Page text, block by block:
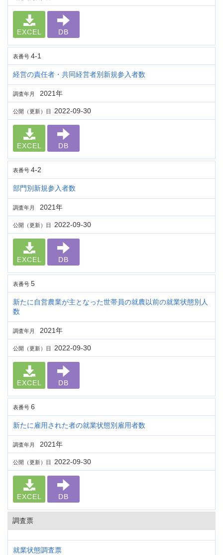
EXCEL DB
表番号 4-1
経営の責任者・共同経営者別新規参入者数
調査年月 2021年
公開（更新）日 2022-09-30
EXCEL DB
表番号 4-2
部門別新規参入者数
調査年月 2021年
公開（更新）日 2022-09-30
EXCEL DB
表番号 5
新たに自営農業が主となった世帯員の就農以前の就業状態別人
数
調査年月 2021年
公開（更新）日 2022-09-30
EXCEL DB
表番号 6
新たに雇用された者の就業状態別雇用者数
調査年月 2021年
公開（更新）日 2022-09-30
EXCEL DB
調査票
就業状態調査票